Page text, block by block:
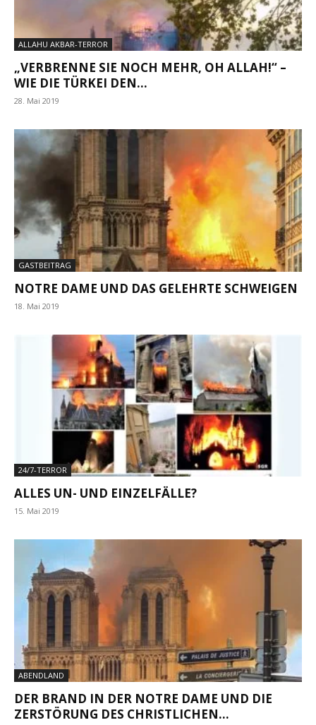
ALLAHU AKBAR-TERROR
„VERBRENNE SIE NOCH MEHR, OH ALLAH!“ –
WIE DIE TÜRKEI DEN...
28. Mai 2019
GASTBEITRAG
NOTRE DAME UND DAS GELEHRTE SCHWEIGEN
18. Mai 2019
24/7-TERROR
ALLES UN- UND EINZELFÄLLE?
15. Mai 2019
ABENDLAND
DER BRAND IN DER NOTRE DAME UND DIE
ZERSTÖRUNG DES CHRISTLICHEN...